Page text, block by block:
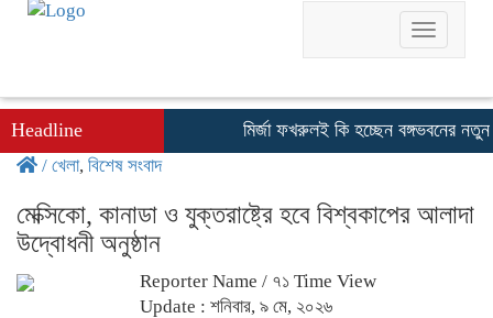
Toggle
Headline মির্জা ফখরুলই কি হচ্ছেন বঙ্গভবনের নতুন
/ খেলা, বিশেষ সংবাদ
মেক্সিকো, কানাডা ও যুক্তরাষ্ট্রে হবে বিশ্বকাপের আলাদা
উদ্বোধনী অনুষ্ঠান
Reporter Name / ৭১ Time View
Update : শনিবার, ৯ মে, ২০২৬